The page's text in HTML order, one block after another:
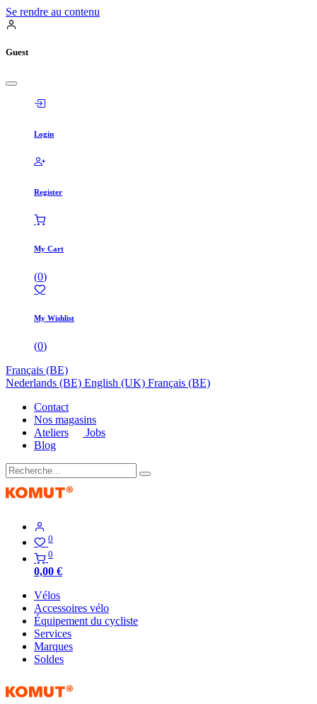
Se rendre au contenu
Guest
Login
Register
My Cart
(0)
My Wishlist
(0)
Français (BE)
Nederlands (BE) English (UK) Français (BE)
Contact
Nos magasins
Ateliers
Jobs
Blog
0
0
0,00 €
Vélos
Accessoires vélo
Équipement du cycliste
Services
Marques
Soldes